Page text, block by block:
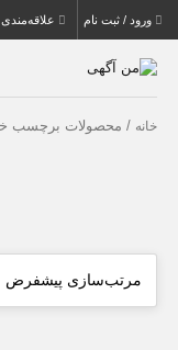
ورود / ثبت نام علاقه‌مندی
خانه / محصولات برچسب